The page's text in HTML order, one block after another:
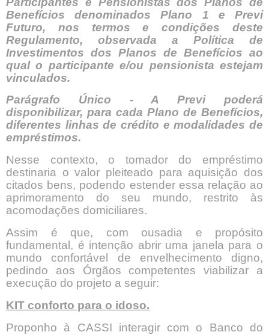
Benefícios denominados Plano 1 e Previ
Futuro, nos termos e condições deste
Regulamento, observada a Política de
Investimentos dos Planos de Benefícios ao
qual o participante e/ou pensionista estejam
vinculados.
Parágrafo Único - A Previ poderá
disponibilizar, para cada Plano de Benefícios,
diferentes linhas de crédito e modalidades de
empréstimos.
Nesse contexto, o tomador do empréstimo
destinaria o valor pleiteado para aquisição dos
citados bens, podendo estender essa relação ao
aprimoramento do seu mundo, restrito às
acomodações domiciliares.
Assim é que, com ousadia e propósito
fundamental, é intenção abrir uma janela para o
mundo confortável de envelhecimento digno,
pedindo aos Órgãos competentes viabilizar a
execução do projeto a seguir:
KIT conforto para o idoso.
Proponho à CASSI interagir com o Banco do